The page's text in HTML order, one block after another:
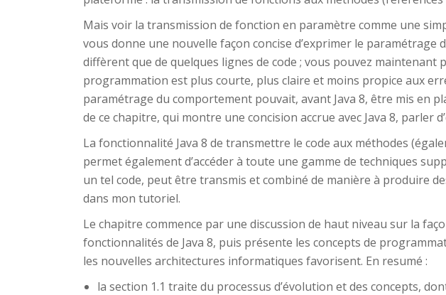
Mais voir la transmission de fonction en paramètre comme une
vous donne une nouvelle façon concise d’exprimer le
diffèrent que de quelques lignes de code ; vous pouvez
programmation est plus courte, plus claire et moins propice aux
paramétrage du comportement pouvait, avant Java 8, être mis en
de ce chapitre, qui montre une concision accrue avec Java 8, parler
La fonctionnalité Java 8 de transmettre le code aux méthodes
permet également d’accéder à toute une gamme de techniques
un tel code, peut être transmis et combiné de manière à produire
dans mon tutoriel.
Le chapitre commence par une discussion de haut niveau sur la
fonctionnalités de Java 8, puis présente les concepts de
les nouvelles architectures informatiques favorisent. En resumé :
la section 1.1 traite du processus d’évolution et des concepts,